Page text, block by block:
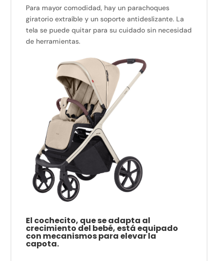
Para mayor comodidad, hay un parachoques
giratorio extraíble y un soporte antideslizante. La
tela se puede quitar para su cuidado sin necesidad
de herramientas.
El cochecito, que se adapta al
crecimiento del bebé, está equipado
con mecanismos para elevar la
capota.